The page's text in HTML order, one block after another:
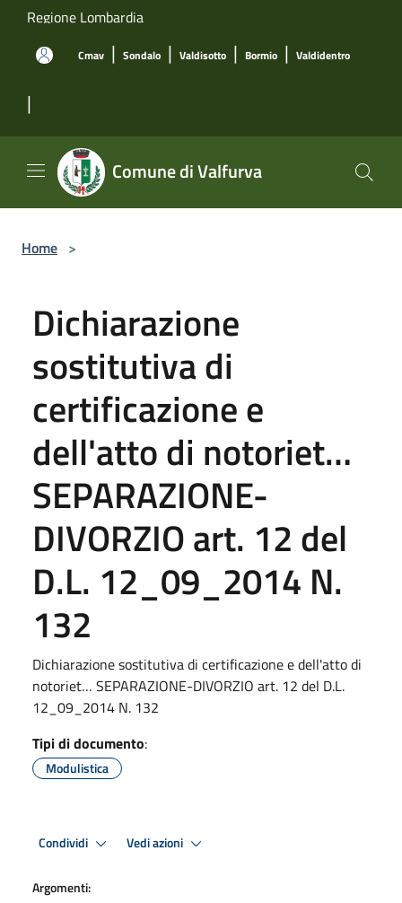
Salta al contenuto principale
Regione Lombardia
Cmav | Sondalo | Valdisotto | Bormio | Valdidentro
|
Comune di Valfurva
Home >
Dichiarazione
sostitutiva di
certificazione e
dell'atto di notoriet…
SEPARAZIONE-
DIVORZIO art. 12 del
D.L. 12_09_2014 N.
132
Dichiarazione sostitutiva di certificazione e dell'atto di
notoriet… SEPARAZIONE-DIVORZIO art. 12 del D.L.
12_09_2014 N. 132
Tipi di documento:
Modulistica
Condividi Vedi azioni
Argomenti: